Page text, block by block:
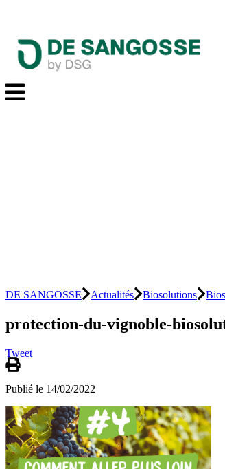
DE SANGOSSE Actualités Biosolutions
protection-du-vignoble-
Tweet
Publié le 14/02/2022